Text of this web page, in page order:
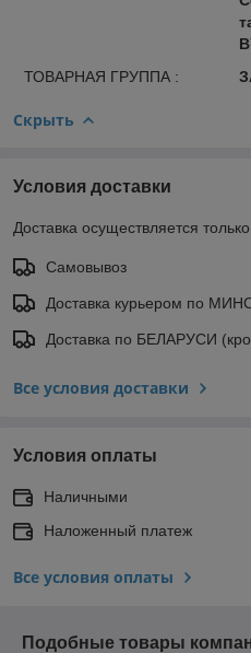
ТОВАРНАЯ ГРУППА :
Скрыть
Условия доставки
Доставка осуществляется
Самовывоз
Доставка курьером по
Доставка по БЕЛАРУСИ
Все условия доставки
Условия оплаты
Наличными
Наложенный платеж
Все условия оплаты
Подобные товары